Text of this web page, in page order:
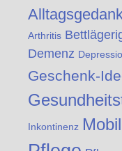
Arthritis
Demenz
Geschenk-
Inkontinenz